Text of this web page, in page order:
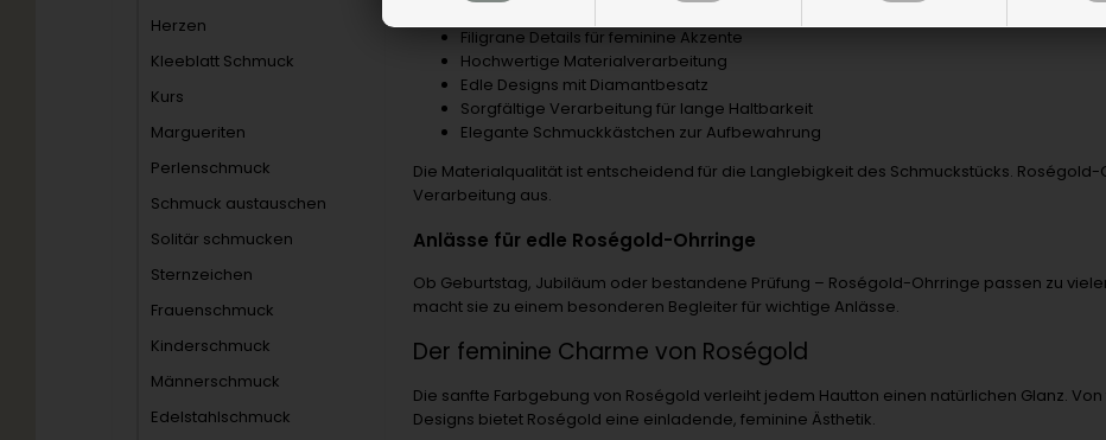
Herzen
Kleeblatt Schmuck
Kurs
Margueriten
Perlenschmuck
Schmuck austauschen
Solitär schmucken
Sternzeichen
Frauenschmuck
Kinderschmuck
Männerschmuck
Edelstahlschmuck
Filigrane Details für feminine Akzente
Hochwertige Materialverarbeitung
Edle Designs mit Diamantbesatz
Sorgfältige Verarbeitung für lange Haltbarkeit
Elegante Schmuckkästchen zur Aufbewahrung
Die Materialqualität ist entscheidend für die Langlebigkeit des Schmuckstücks.
Verarbeitung aus.
Anlässe für edle Roségold-Ohrringe
Ob Geburtstag, Jubiläum oder bestandene Prüfung – Roségold-Ohrringe passen zu
macht sie zu einem besonderen Begleiter für wichtige Anlässe.
Der feminine Charme von Roségold
Die sanfte Farbgebung von Roségold verleiht jedem Hautton einen natürlichen Glanz.
Designs bietet Roségold eine einladende, feminine Ästhetik.